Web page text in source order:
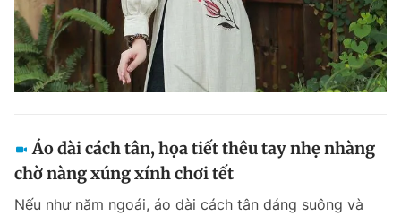
Áo dài cách tân, họa tiết thêu tay nhẹ nhàng
chờ nàng xúng xính chơi tết
Nếu như năm ngoái, áo dài cách tân dáng suông và